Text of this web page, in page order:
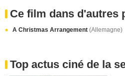
Ce film dans d'autres
A Christmas Arrangement (Allemagne)
Top actus ciné de la